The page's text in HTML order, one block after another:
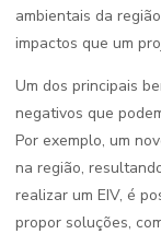
ambientais da
impactos que um
Um dos principais
negativos que
Por exemplo, um
na região,
realizar um EIV, é
propor soluções,